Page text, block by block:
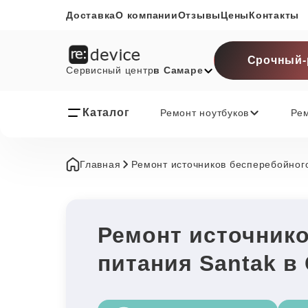
ДоставкаО компанииОтзывыЦеныКонтакты
Сервисный центрв Самаре
Срочный-
Каталог Ремонт ноутбуков
Главная Ремонт источников
Ремонт
питания Santak